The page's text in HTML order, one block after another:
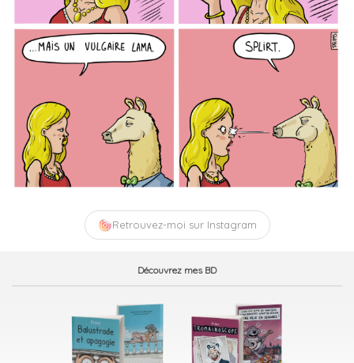
Retrouvez-moi sur Instagram
Découvrez mes BD